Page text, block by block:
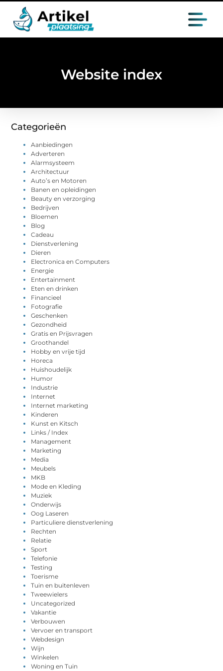
Website index
Categorieën
Aanbiedingen
Adverteren
Alarmsysteem
Architectuur
Auto’s en Motoren
Banen en opleidingen
Beauty en verzorging
Bedrijven
Bloemen
Blog
Cadeau
Dienstverlening
Dieren
Electronica en Computers
Energie
Entertainment
Eten en drinken
Financieel
Fotografie
Geschenken
Gezondheid
Gratis en Prijsvragen
Groothandel
Hobby en vrije tijd
Horeca
Huishoudelijk
Humor
Industrie
Internet
Internet marketing
Kinderen
Kunst en Kitsch
Links / Index
Management
Marketing
Media
Meubels
MKB
Mode en Kleding
Muziek
Onderwijs
Oog Laseren
Particuliere dienstverlening
Rechten
Relatie
Sport
Telefonie
Testing
Toerisme
Tuin en buitenleven
Tweewielers
Uncategorized
Vakantie
Verbouwen
Vervoer en transport
Webdesign
Wijn
Winkelen
Woning en Tuin